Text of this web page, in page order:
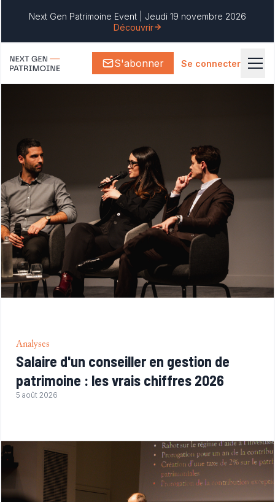
Next Gen Patrimoine Event | Jeudi 19 novembre 2026
Découvrir
S'abonner Se connecter
Analyses
Salaire d'un conseiller en gestion de
patrimoine : les vrais chiffres 2026
5 août 2026